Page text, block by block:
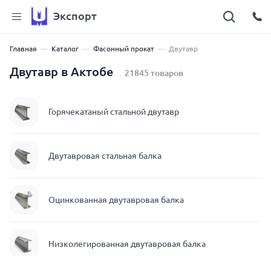
Экспорт
Главная Каталог Фасонный прокат Двутавр
Двутавр в Актобе 21845 товаров
Горячекатаный стальной двутавр
Двутавровая стальная балка
Оцинкованная двутавровая балка
Низколегированная двутавровая балка